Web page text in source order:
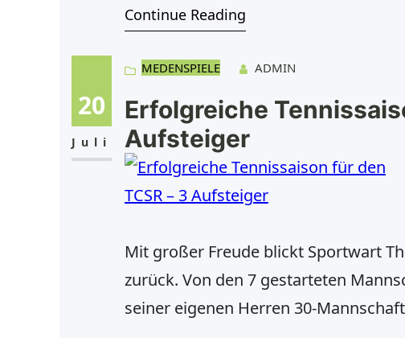
Rheinkamp/Repelen. Am Ende
Continue Reading
20
Juli
MEDENSPIELE ADMIN
Erfolgreiche
Aufsteiger
Mit großer Freude blickt Sportwart
zurück. Von den 7 gestarteten
seiner eigenen Herren 30-